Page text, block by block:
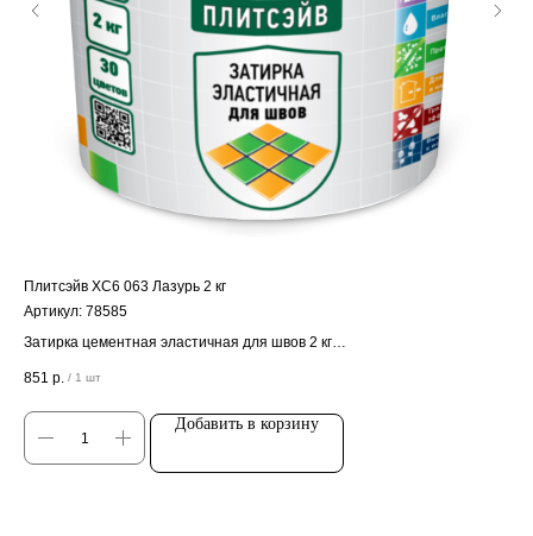
Плитсэйв ХС6 063 Лазурь 2 кг
Артикул: 78585
Затирка цементная эластичная для швов 2 кг
Цена за штуку
851 р. / 1 шт
Добавить в корзину